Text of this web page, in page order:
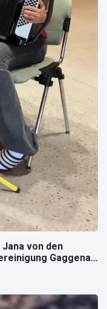
von den
Gaggenau
kann.